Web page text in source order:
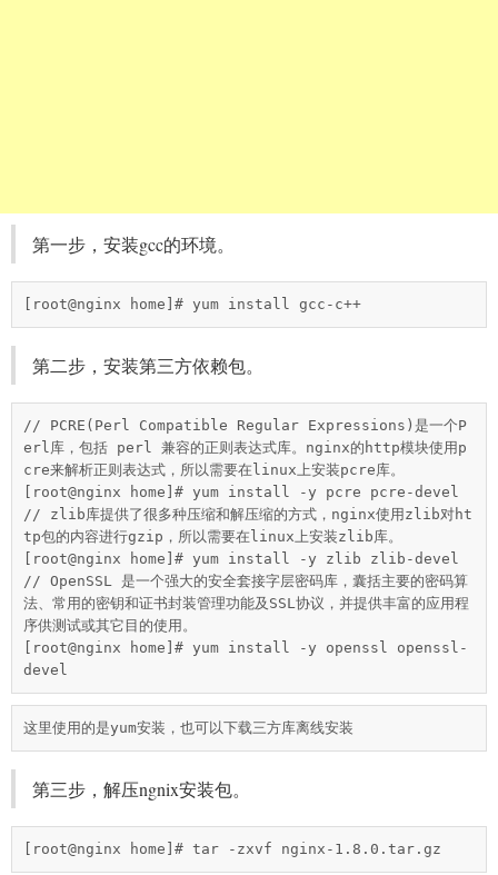
第一步，安装gcc的环境。
[root@nginx home]# yum install gcc-c++
第二步，安装第三方依赖包。
// PCRE(Perl Compatible Regular Expressions)是一个P
erl库，包括 perl 兼容的正则表达式库。nginx的http模块使用p
cre来解析正则表达式，所以需要在linux上安装pcre库。
[root@nginx home]# yum install -y pcre pcre-devel
// zlib库提供了很多种压缩和解压缩的方式，nginx使用zlib对ht
tp包的内容进行gzip，所以需要在linux上安装zlib库。
[root@nginx home]# yum install -y zlib zlib-devel
// OpenSSL 是一个强大的安全套接字层密码库，囊括主要的密码算
法、常用的密钥和证书封装管理功能及SSL协议，并提供丰富的应用程
序供测试或其它目的使用。
[root@nginx home]# yum install -y openssl openssl-
devel
第三步，解压ngnix安装包。
[root@nginx home]# tar -zxvf nginx-1.8.0.tar.gz